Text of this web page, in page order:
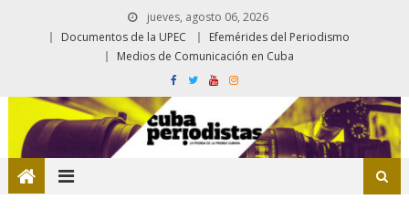
jueves, agosto 06, 2026
Documentos de la UPEC
Efemérides del Periodismo
Medios de Comunicación en Cuba